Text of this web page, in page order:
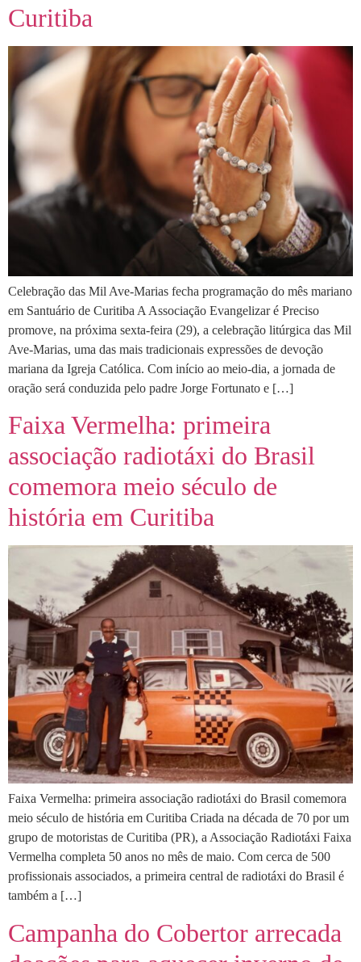
Curitiba
Celebração das Mil Ave-Marias fecha programação do mês mariano
em Santuário de Curitiba A Associação Evangelizar é Preciso
promove, na próxima sexta-feira (29), a celebração litúrgica das Mil
Ave-Marias, uma das mais tradicionais expressões de devoção
mariana da Igreja Católica. Com início ao meio-dia, a jornada de
oração será conduzida pelo padre Jorge Fortunato e […]
Faixa Vermelha: primeira
associação radiotáxi do Brasil
comemora meio século de
história em Curitiba
Faixa Vermelha: primeira associação radiotáxi do Brasil comemora
meio século de história em Curitiba Criada na década de 70 por um
grupo de motoristas de Curitiba (PR), a Associação Radiotáxi Faixa
Vermelha completa 50 anos no mês de maio. Com cerca de 500
profissionais associados, a primeira central de radiotáxi do Brasil é
também a […]
Campanha do Cobertor arrecada